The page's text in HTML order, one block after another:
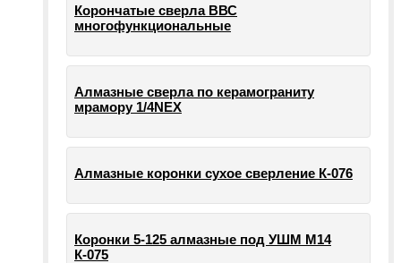
Корончатые сверла ВВС
многофункциональные
Алмазные сверла по керамограниту
мрамору 1/4NEX
Алмазные коронки сухое сверление К-076
Коронки 5-125 алмазные под УШМ М14
К-075